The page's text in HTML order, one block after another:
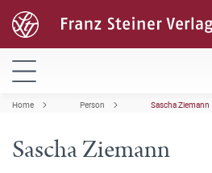
Home Person Sascha Ziemann
Sascha Ziemann